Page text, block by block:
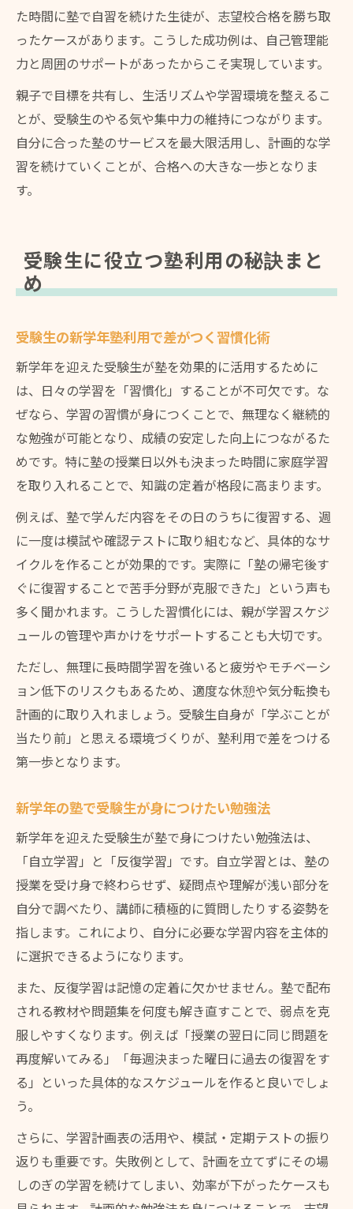
た時間に塾で自習を続けた生徒が、志望校合格を勝ち取
ったケースがあります。こうした成功例は、自己管理能
力と周囲のサポートがあったからこそ実現しています。
親子で目標を共有し、生活リズムや学習環境を整えるこ
とが、受験生のやる気や集中力の維持につながります。
自分に合った塾のサービスを最大限活用し、計画的な学
習を続けていくことが、合格への大きな一歩となりま
す。
受験生に役立つ塾利用の秘訣まと
め
受験生の新学年塾利用で差がつく習慣化術
新学年を迎えた受験生が塾を効果的に活用するために
は、日々の学習を「習慣化」することが不可欠です。な
ぜなら、学習の習慣が身につくことで、無理なく継続的
な勉強が可能となり、成績の安定した向上につながるた
めです。特に塾の授業日以外も決まった時間に家庭学習
を取り入れることで、知識の定着が格段に高まります。
例えば、塾で学んだ内容をその日のうちに復習する、週
に一度は模試や確認テストに取り組むなど、具体的なサ
イクルを作ることが効果的です。実際に「塾の帰宅後す
ぐに復習することで苦手分野が克服できた」という声も
多く聞かれます。こうした習慣化には、親が学習スケジ
ュールの管理や声かけをサポートすることも大切です。
ただし、無理に長時間学習を強いると疲労やモチベーシ
ョン低下のリスクもあるため、適度な休憩や気分転換も
計画的に取り入れましょう。受験生自身が「学ぶことが
当たり前」と思える環境づくりが、塾利用で差をつける
第一歩となります。
新学年の塾で受験生が身につけたい勉強法
新学年を迎えた受験生が塾で身につけたい勉強法は、
「自立学習」と「反復学習」です。自立学習とは、塾の
授業を受け身で終わらせず、疑問点や理解が浅い部分を
自分で調べたり、講師に積極的に質問したりする姿勢を
指します。これにより、自分に必要な学習内容を主体的
に選択できるようになります。
また、反復学習は記憶の定着に欠かせません。塾で配布
される教材や問題集を何度も解き直すことで、弱点を克
服しやすくなります。例えば「授業の翌日に同じ問題を
再度解いてみる」「毎週決まった曜日に過去の復習をす
る」といった具体的なスケジュールを作ると良いでしょ
う。
さらに、学習計画表の活用や、模試・定期テストの振り
返りも重要です。失敗例として、計画を立てずにその場
しのぎの学習を続けてしまい、効率が下がったケースも